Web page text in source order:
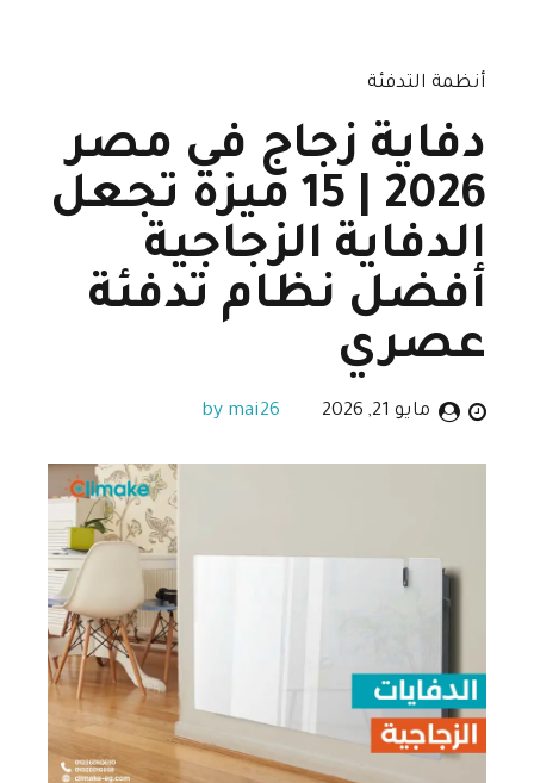
أنظمة التدفئة
دفاية زجاج في مصر
2026 | 15 ميزة تجعل
الدفاية الزجاجية
أفضل نظام تدفئة
عصري
مايو 21, 2026 by mai26